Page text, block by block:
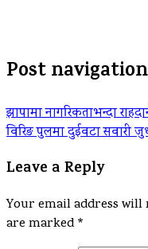
Post navigation
झापामा नागरिकताभन्दा
विरिङ पुलमा दुईवटा सवारी
Leave a Reply
Your email address will
are marked *